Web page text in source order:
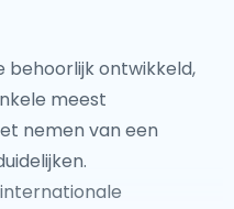
behoorlijk ontwikkeld,
meest
nemen van een